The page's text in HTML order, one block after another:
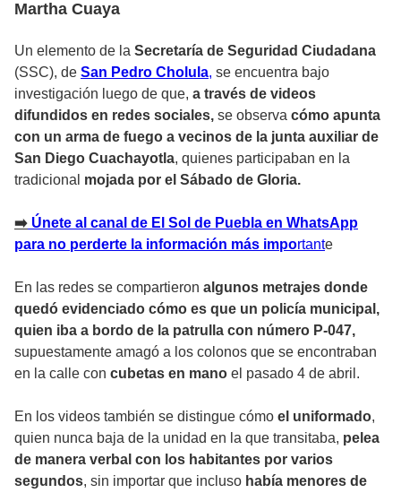
Martha Cuaya
Un elemento de la Secretaría de Seguridad Ciudadana
(SSC), de San Pedro Cholula, se encuentra bajo
investigación luego de que, a través de videos
difundidos en redes sociales, se observa cómo apunta
con un arma de fuego a vecinos de la junta auxiliar de
San Diego Cuachayotla, quienes participaban en la
tradicional mojada por el Sábado de Gloria.
➡️ Únete al canal de El Sol de Puebla en WhatsApp
para no perderte la información más importante
En las redes se compartieron algunos metrajes donde
quedó evidenciado cómo es que un policía municipal,
quien iba a bordo de la patrulla con número P-047,
supuestamente amagó a los colonos que se encontraban
en la calle con cubetas en mano el pasado 4 de abril.
En los videos también se distingue cómo el uniformado,
quien nunca baja de la unidad en la que transitaba, pelea
de manera verbal con los habitantes por varios
segundos, sin importar que incluso había menores de